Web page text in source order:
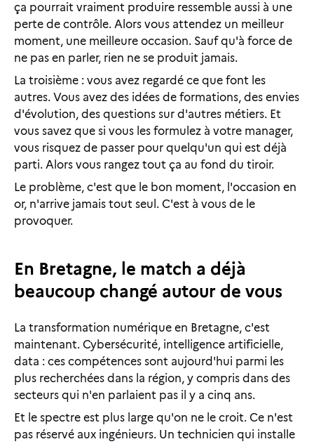
ça pourrait vraiment produire ressemble aussi à une
perte de contrôle. Alors vous attendez un meilleur
moment, une meilleure occasion. Sauf qu'à force de
ne pas en parler, rien ne se produit jamais.
La troisième : vous avez regardé ce que font les
autres. Vous avez des idées de formations, des envies
d'évolution, des questions sur d'autres métiers. Et
vous savez que si vous les formulez à votre manager,
vous risquez de passer pour quelqu'un qui est déjà
parti. Alors vous rangez tout ça au fond du tiroir.
Le problème, c'est que le bon moment, l'occasion en
or, n'arrive jamais tout seul. C'est à vous de le
provoquer.
En Bretagne, le match a déjà
beaucoup changé autour de vous
La transformation numérique en Bretagne, c'est
maintenant. Cybersécurité, intelligence artificielle,
data : ces compétences sont aujourd'hui parmi les
plus recherchées dans la région, y compris dans des
secteurs qui n'en parlaient pas il y a cinq ans.
Et le spectre est plus large qu'on ne le croit. Ce n'est
pas réservé aux ingénieurs. Un technicien qui installe